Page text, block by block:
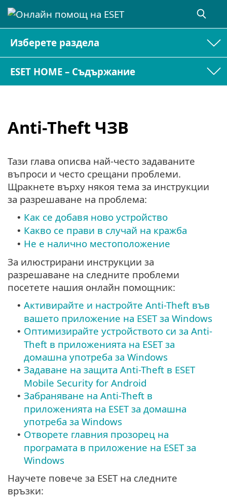
Изберете раздела
ESET HOME – Съдържание
Anti-Theft ЧЗВ
Тази глава описва най-често задаваните
въпроси и често срещани проблеми.
Щракнете върху някоя тема за инструкции
за разрешаване на проблема:
• Как се добавя ново устройство
• Какво се прави в случай на кражба
• Не е налично местоположение
За илюстрирани инструкции за
разрешаване на следните проблеми
посетете нашия онлайн помощник:
• Активирайте и настройте Anti-Theft във
вашето приложение на ESET за Windows
• Оптимизирайте устройството си за Anti-
Theft в приложенията на ESET за
домашна употреба за Windows
• Задаване на защита Anti-Theft в ESET
Mobile Security for Android
• Забраняване на Anti-Theft в
приложенията на ESET за домашна
употреба за Windows
• Отворете главния прозорец на
програмата в приложение на ESET за
Windows
Научете повече за ESET на следните
връзки: